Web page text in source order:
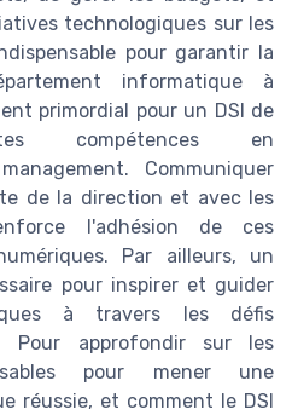
technologiques sur les
pour garantir la
informatique à
primordial pour un DSI de
compétences en
Communiquer
de la direction et avec les
l'adhésion de ces
Par ailleurs, un
pour inspirer et guider
à travers les défis
Pour approfondir sur les
pour mener une
réussie, et comment le DSI